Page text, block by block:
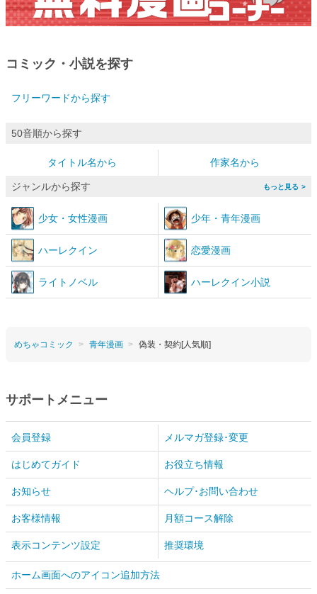
コミック・小説を探す
フリーワードから探す
50音順から探す
タイトル名から 作家名から
ジャンルから探す >
少女 ・ 女性漫画 少年 ・ 青年漫画
ハーレクイン 恋愛漫画
ライトノベル ハーレクイン小説
めちゃコミック 青年漫画 偽装・契約[人気順]
サポートメニュー
会員登録 メルマガ登録･変更
はじめてガイド お役立ち情報
お知らせ ヘルプ･お問い合わせ
お客様情報 月額コース解除
表示コンテンツ設定 推奨環境
ホーム画面へのアイコン追加方法